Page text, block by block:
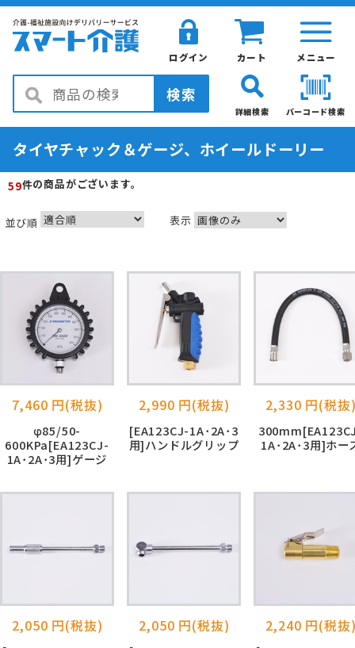
メニュー
カート
ログイン
検索
バーコード検索
詳細検索
タイヤチャック＆ゲージ、ホイールドーリー
59件の商品がございます。
並び順 表示
7,460 円(税抜)
φ85/50-
600KPa[EA123CJ-
1A･2A･3用]ゲージ
2,990 円(税抜)
[EA123CJ-1A･2A･3
用]ハンドルグリップ
2,330 円(税抜
1A･2A･3用]ホー
2,050 円(税抜) 2,050 円(税抜) 2,240 円(税抜